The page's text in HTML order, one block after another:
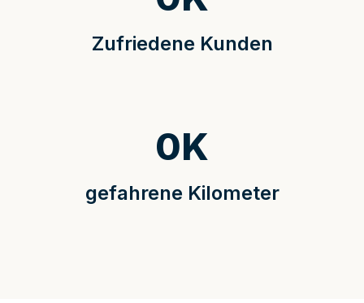
Zufriedene Kunden
gefahrene Kilometer
0K